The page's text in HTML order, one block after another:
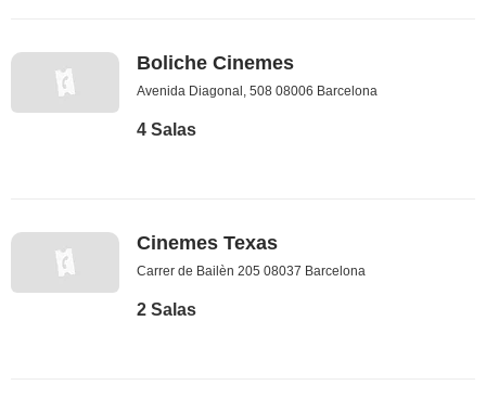
Boliche Cinemes
Avenida Diagonal, 508 08006 Barcelona
4 Salas
Cinemes Texas
Carrer de Bailèn 205 08037 Barcelona
2 Salas